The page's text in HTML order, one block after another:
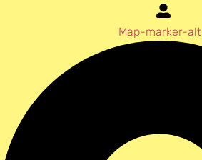
Map-marker-alt